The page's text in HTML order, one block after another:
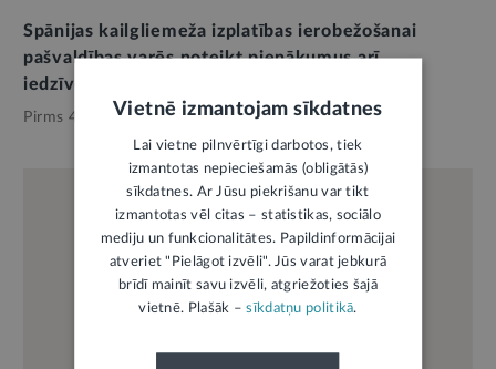
Spānijas kailgliemeža izplatības ierobežošanai
pašvaldības varēs noteikt pienākumus arī
iedzīvotājiem
Pirms 4 mēnešiem, Pašvaldības
Vietnē izmantojam sīkdatnes
Lai vietne pilnvērtīgi darbotos, tiek
izmantotas nepieciešamās (obligātās)
sīkdatnes. Ar Jūsu piekrišanu var tikt
izmantotas vēl citas – statistikas, sociālo
mediju un funkcionalitātes. Papildinformācijai
atveriet "Pielāgot izvēli". Jūs varat jebkurā
brīdī mainīt savu izvēli, atgriežoties šajā
vietnē. Plašāk –sīkdatņu politikā.